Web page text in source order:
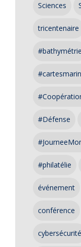
Sciences
tricentenaire
#bathymétrie
#Défense
#philatélie
événement
conférence
cybersécurité